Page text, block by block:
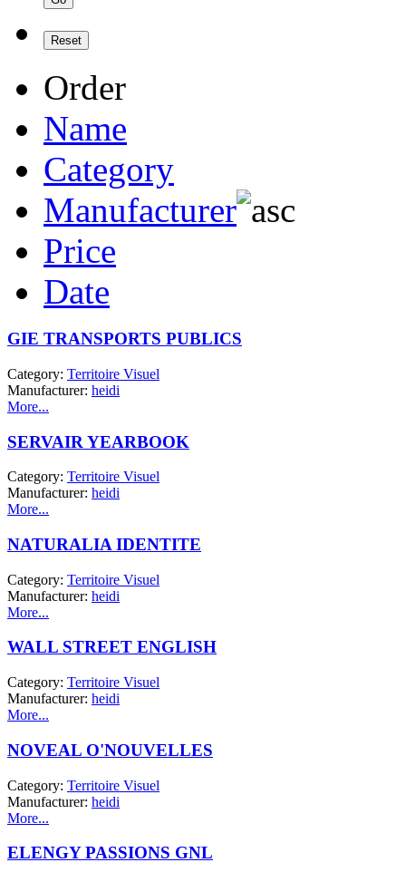
Order
Name
Category
Manufacturer
Price
Date
GIE TRANSPORTS PUBLICS
Category: Territoire Visuel
Manufacturer: heidi
More...
SERVAIR YEARBOOK
Category: Territoire Visuel
Manufacturer: heidi
More...
NATURALIA IDENTITE
Category: Territoire Visuel
Manufacturer: heidi
More...
WALL STREET ENGLISH
Category: Territoire Visuel
Manufacturer: heidi
More...
NOVEAL O'NOUVELLES
Category: Territoire Visuel
Manufacturer: heidi
More...
ELENGY PASSIONS GNL